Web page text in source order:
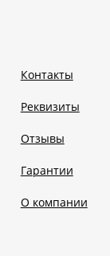
Контакты
Реквизиты
Отзывы
Гарантии
О компании